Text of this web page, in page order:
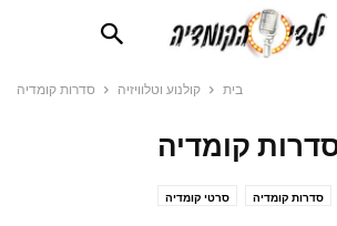
בית קולנוע וטלוויזיה סדרות קומדיה
קומדיה
סדרות קומדיה סרטי קומדיה